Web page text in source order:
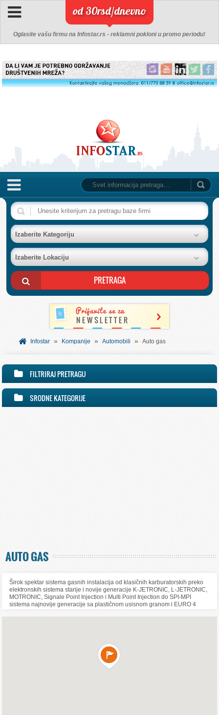
od 30rsd/dnevno
Oglasite vašu firmu na Infostar.rs - reklamni pokloni u promo periodu!
NASLOVNA
BAZA FIRMI
POSLOVNI OGLASI
AKCIJE I KATALOZI
BESPLATNI VAUČERI
SVET INFORMACIJA
USLUGE
Izaberite Kategoriju
Izaberite Lokaciju
Infostar » Kompanije » Automobili » Auto gas
FILTRIRAJ PRETRAGU
SRODNE KATEGORIJE
AUTO GAS
Širok spektar sistema gasnih instalacija od klasičnih karburatorskih preko
elektronskih sistema starije i novije generacije K-JETRONIC, L-JETRONIC,
MOTRONIC, Signale Point Injection i Multi Point Injection do SPI-MPI
sistema najnovije generacije sa plastičnom usisnom granom i EURO 4
normom sagorevanja.